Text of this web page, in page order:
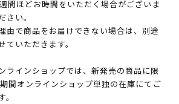
間ほどお時間をいただく場合がございま
い。
由で商品をお届けできない場合は、別途
いただきます。
ラインショップでは、新発売の商品に限
間オンラインショップ単独の在庫にてご